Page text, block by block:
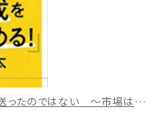
市場は「高金利の長期化」を織り込み始めた〜